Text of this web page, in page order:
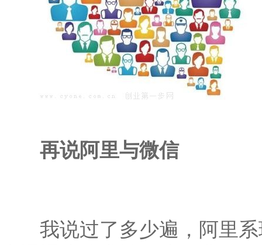
再说阿里与微信
我说过了多少遍，阿里系